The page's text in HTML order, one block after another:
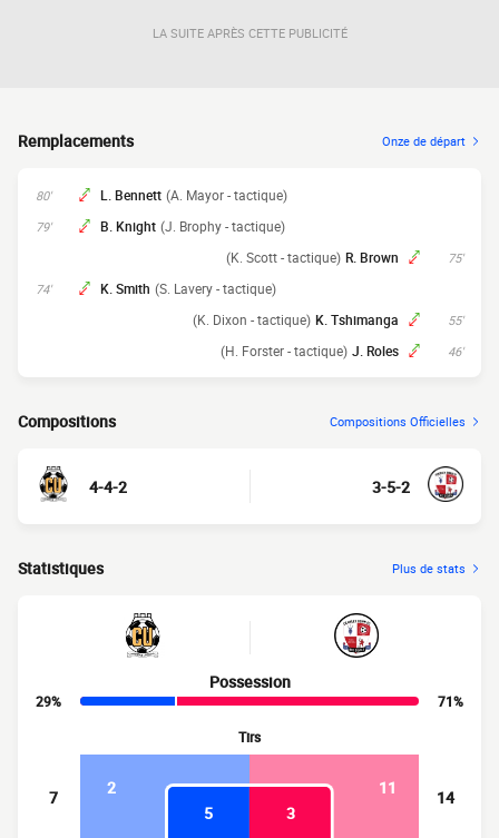
LA SUITE APRÈS CETTE PUBLICITÉ
Remplacements Onze de départ
80' L. Bennett (A. Mayor - tactique)
79' B. Knight (J. Brophy - tactique)
75'
R. Brown
(K. Scott - tactique)
74' K. Smith (S. Lavery - tactique)
55'
K. Tshimanga
(K. Dixon - tactique)
46'
J. Roles
(H. Forster - tactique)
Compositions Compositions Officielles
4-4-2 3-5-2
Statistiques Plus de stats
Possession
29%
71%
Tirs
7 2
11
5
3
14